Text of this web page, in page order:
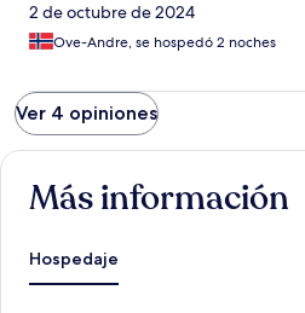
2 de octubre de 2024
Ove-Andre, se hospedó 2 noches
Ver 4 opiniones
Más información
Hospedaje